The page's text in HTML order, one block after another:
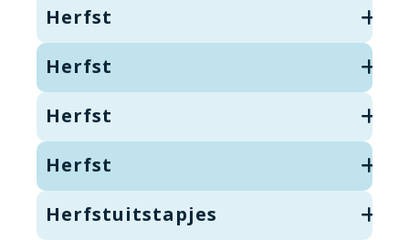
Herfst
Herfst
Herfst
Herfst
Herfstuitstapjes